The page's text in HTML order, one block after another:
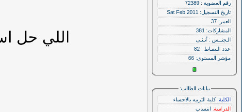
رقم العضوية : 72389
تاريخ التسجيل: Sat Feb 2011
العمر: 37
المشاركات: 381
الـجنــس : أنـثـى
عدد الـنقـاط : 82
مؤشر المستوى: 66
بيانات الطالب:
الكلية: كلية التربيه بالاحساء
الدراسة: انتساب
اللي حل